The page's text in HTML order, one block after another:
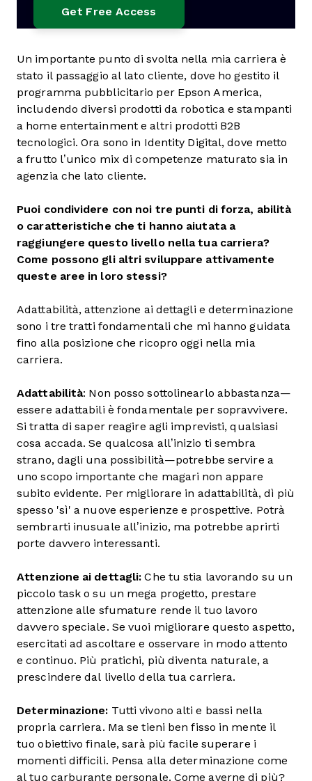
Un importante punto di svolta nella mia carriera è
stato il passaggio al lato cliente, dove ho gestito il
programma pubblicitario per Epson America,
includendo diversi prodotti da robotica e stampanti
a home entertainment e altri prodotti B2B
tecnologici. Ora sono in Identity Digital, dove metto
a frutto l’unico mix di competenze maturato sia in
agenzia che lato cliente.
Puoi condividere con noi tre punti di forza, abilità
o caratteristiche che ti hanno aiutata a
raggiungere questo livello nella tua carriera?
Come possono gli altri sviluppare attivamente
queste aree in loro stessi?
Adattabilità, attenzione ai dettagli e determinazione
sono i tre tratti fondamentali che mi hanno guidata
fino alla posizione che ricopro oggi nella mia
carriera.
Adattabilità: Non posso sottolinearlo abbastanza—
essere adattabili è fondamentale per sopravvivere.
Si tratta di saper reagire agli imprevisti, qualsiasi
cosa accada. Se qualcosa all’inizio ti sembra
strano, dagli una possibilità—potrebbe servire a
uno scopo importante che magari non appare
subito evidente. Per migliorare in adattabilità, dì più
spesso 'sì' a nuove esperienze e prospettive. Potrà
sembrarti inusuale all’inizio, ma potrebbe aprirti
porte davvero interessanti.
Attenzione ai dettagli: Che tu stia lavorando su un
piccolo task o su un mega progetto, prestare
attenzione alle sfumature rende il tuo lavoro
davvero speciale. Se vuoi migliorare questo aspetto,
esercitati ad ascoltare e osservare in modo attento
e continuo. Più pratichi, più diventa naturale, a
prescindere dal livello della tua carriera.
Determinazione: Tutti vivono alti e bassi nella
propria carriera. Ma se tieni ben fisso in mente il
tuo obiettivo finale, sarà più facile superare i
momenti difficili. Pensa alla determinazione come
al tuo carburante personale. Come averne di più?